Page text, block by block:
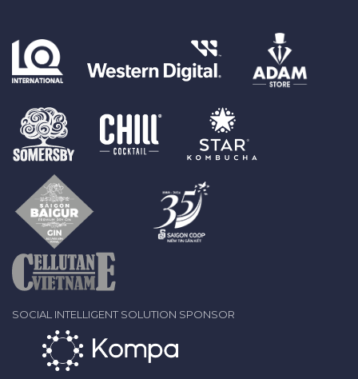
SOCIAL INTELLIGENT SOLUTION SPONSOR